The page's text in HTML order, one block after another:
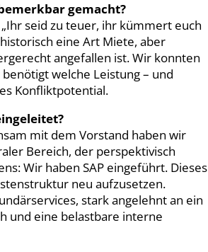
gemacht?
seid zu teuer, ihr kümmert euch
eine Art Miete, aber
angefallen ist. Wir konnten
welche Leistung – und
Konfliktpotential.
mit dem Vorstand haben wir
Bereich, der perspektivisch
Wir haben SAP eingeführt. Dieses
neu aufzusetzen.
stark angelehnt an ein
und eine belastbare interne